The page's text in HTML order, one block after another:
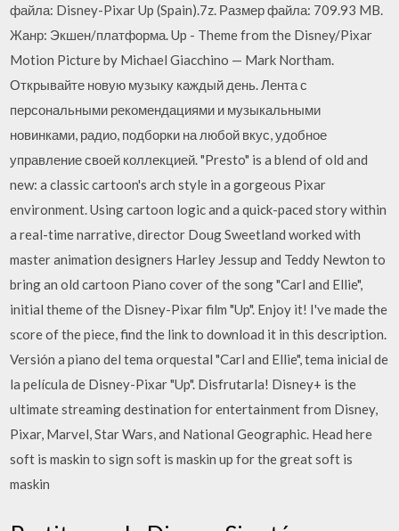
файла: Disney-Pixar Up (Spain).7z. Размер файла: 709.93 MB.
Жанр: Экшен/платформа. Up - Theme from the Disney/Pixar
Motion Picture by Michael Giacchino — Mark Northam.
Открывайте новую музыку каждый день. Лента с
персональными рекомендациями и музыкальными
новинками, радио, подборки на любой вкус, удобное
управление своей коллекцией. "Presto" is a blend of old and
new: a classic cartoon's arch style in a gorgeous Pixar
environment. Using cartoon logic and a quick-paced story within
a real-time narrative, director Doug Sweetland worked with
master animation designers Harley Jessup and Teddy Newton to
bring an old cartoon Piano cover of the song "Carl and Ellie",
initial theme of the Disney-Pixar film "Up". Enjoy it! I've made the
score of the piece, find the link to download it in this description.
Versión a piano del tema orquestal "Carl and Ellie", tema inicial de
la película de Disney-Pixar "Up". Disfrutarla! Disney+ is the
ultimate streaming destination for entertainment from Disney,
Pixar, Marvel, Star Wars, and National Geographic. Head here
soft is maskin to sign soft is maskin up for the great soft is
maskin